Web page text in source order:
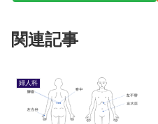
関連記事
婦人科